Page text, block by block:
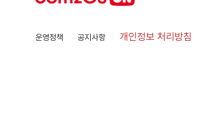
운영정책 공지사항 개인정보 처리방침